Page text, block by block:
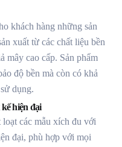
khách hàng những sản
xuất từ các chất liệu bền
mây cao cấp. Sản phẩm
độ bền mà còn có khả
dụng.
hiện đại
các mẫu xích đu với
đại, phù hợp với mọi